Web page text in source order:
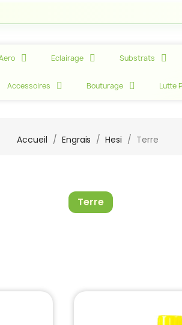
Eclairage Substrats
Accessoires Bouturage Lutte
Accueil Engrais Hesi Terre
Terre